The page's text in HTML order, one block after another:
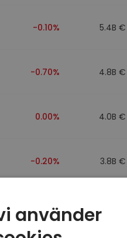
-0.10% 5.4B €
-0.70% 4.8B €
0.00% 4.0B €
-0.20% 3.8B €
0.00%
använder